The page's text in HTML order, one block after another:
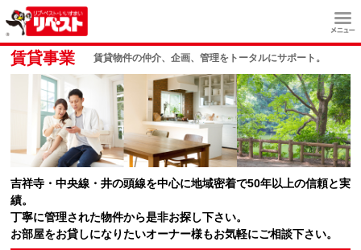
賃貸事業 賃貸物件の仲介、企画、管理をトータルにサポート。
吉祥寺・中央線・井の頭線を中心に地域密着で50年以上の信頼と実
績。
丁寧に管理された物件から是非お探し下さい。
お部屋をお貸しになりたいオーナー様もお気軽にご相談下さい。